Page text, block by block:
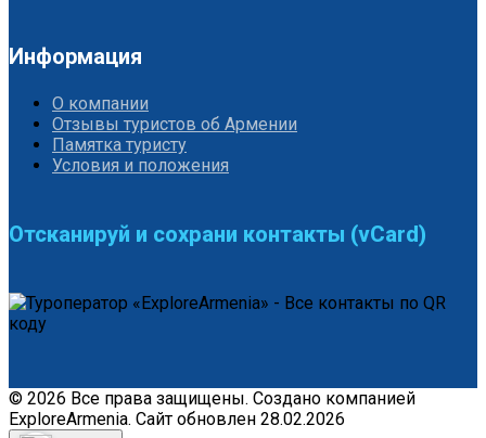
Информация
О компании
Отзывы туристов об Армении
Памятка туристу
Условия и положения
Отсканируй и сохрани контакты (vCard)
© 2026 Все права защищены. Создано компанией
ExploreArmenia. Сайт обновлен 28.02.2026